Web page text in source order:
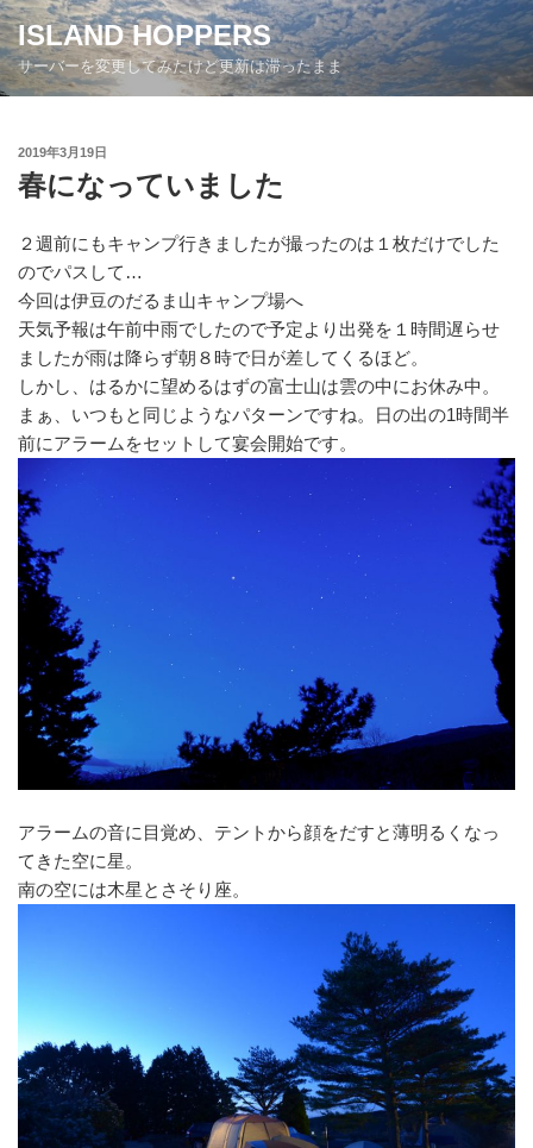
コ
ン
テ
ン
ISLAND HOPPERS
サーバーを変更してみたけど更新は滞ったまま
投
稿
日:
2019年3月19日
春になっていました
２週前にもキャンプ行きましたが撮ったのは１枚だけでした
のでパスして…
今回は伊豆のだるま山キャンプ場へ
天気予報は午前中雨でしたので予定より出発を１時間遅らせ
ましたが雨は降らず朝８時で日が差してくるほど。
しかし、はるかに望めるはずの富士山は雲の中にお休み中。
まぁ、いつもと同じようなパターンですね。日の出の1時間半
前にアラームをセットして宴会開始です。
アラームの音に目覚め、テントから顔をだすと薄明るくなっ
てきた空に星。
南の空には木星とさそり座。